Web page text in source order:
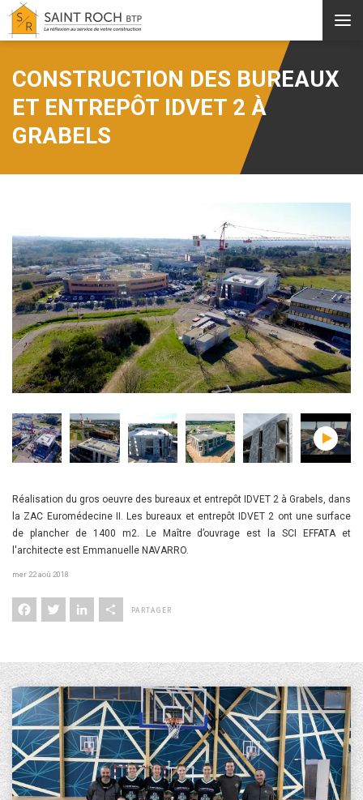
Aller au contenu principal
CONSTRUCTION DES BUREAUX
ET ENTREPÔT IDVET 2 À
GRABELS
Réalisation du gros oeuvre des bureaux et entrepôt IDVET 2 à Grabels, dans
la ZAC Euromédecine II. Les bureaux et entrepôt IDVET 2 ont une surface
de plancher de 1400 m2. Le Maître d’ouvrage est la SCI EFFATA et
l'architecte est Emmanuelle NAVARRO.
mer 22 aoû 2018
Facebook
Twitter LinkedInShare